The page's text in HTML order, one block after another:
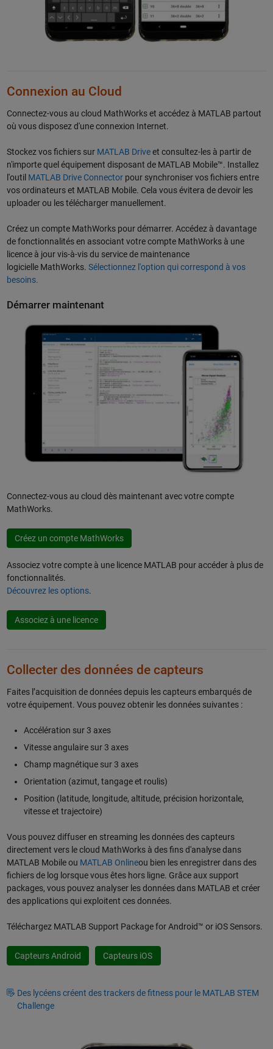
Connexion au Cloud
Connectez-vous au cloud MathWorks et accédez à MATLAB partout
où vous disposez d'une connexion Internet.
Stockez vos fichiers sur MATLAB Driveet consultez-les à partir de
n'importe quel équipement disposant de MATLAB Mobile™. Installez
l'outil MATLAB Drive Connectorpour synchroniser vos fichiers entre
vos ordinateurs et MATLAB Mobile. Cela vous évitera de devoir les
uploader ou les télécharger manuellement.
Créez un compte MathWorks pour démarrer. Accédez à davantage
de fonctionnalités en associant votre compte MathWorks à une
licence à jour vis-à-vis du service de maintenance
logicielle MathWorks. Sélectionnez l'option qui correspond à vos
besoins.
Démarrer maintenant
Connectez-vous au cloud dès maintenant avec votre compte
MathWorks.
Créez un compte MathWorks
Associez votre compte à une licence MATLAB pour accéder à plus de
fonctionnalités.
Découvrez les options.
Associez à une licence
Collecter des données de capteurs
Faites l’acquisition de données depuis les capteurs embarqués de
votre équipement. Vous pouvez obtenir les données suivantes :
Accélération sur 3 axes
Vitesse angulaire sur 3 axes
Champ magnétique sur 3 axes
Orientation (azimut, tangage et roulis)
Position (latitude, longitude, altitude, précision horizontale,
vitesse et trajectoire)
Vous pouvez diffuser en streaming les données des capteurs
directement vers le cloud MathWorks à des fins d'analyse dans
MATLAB Mobile ou MATLAB Onlineou bien les enregistrer dans des
fichiers de log lorsque vous êtes hors ligne. Grâce aux support
packages, vous pouvez analyser les données dans MATLAB et créer
des applications qui exploitent ces données.
Téléchargez MATLAB Support Package for Android™ or iOS Sensors.
Capteurs Android Capteurs iOS
Des lycéens créent des trackers de fitness pour le MATLAB STEM
Challenge